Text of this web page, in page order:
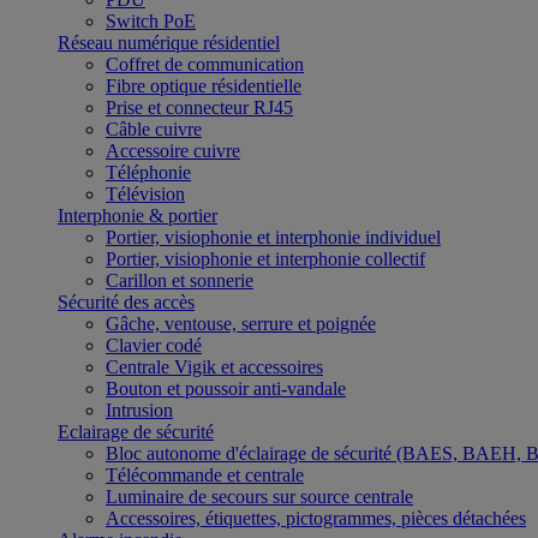
Switch PoE
Réseau numérique résidentiel
Coffret de communication
Fibre optique résidentielle
Prise et connecteur RJ45
Câble cuivre
Accessoire cuivre
Téléphonie
Télévision
Interphonie & portier
Portier, visiophonie et interphonie individuel
Portier, visiophonie et interphonie collectif
Carillon et sonnerie
Sécurité des accès
Gâche, ventouse, serrure et poignée
Clavier codé
Centrale Vigik et accessoires
Bouton et poussoir anti-vandale
Intrusion
Eclairage de sécurité
Bloc autonome d'éclairage de sécurité (BAES,
Télécommande et centrale
Luminaire de secours sur source centrale
Accessoires, étiquettes, pictogrammes, pièces détachées